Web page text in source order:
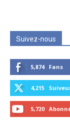
Suivez-nous
5,874 Fans
4,215
5,720